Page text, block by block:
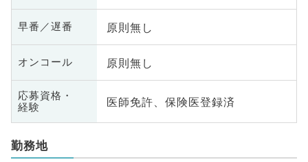
早番／遅番 原則無し
オンコール 原則無し
応募資格・
経験
医師免許、保険医登録済
勤務地